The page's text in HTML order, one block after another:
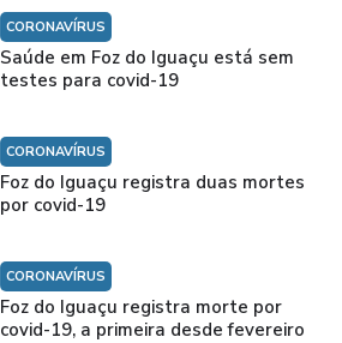
CORONAVÍRUS
Saúde em Foz do Iguaçu está sem
testes para covid-19
CORONAVÍRUS
Foz do Iguaçu registra duas mortes
por covid-19
CORONAVÍRUS
Foz do Iguaçu registra morte por
covid-19, a primeira desde fevereiro